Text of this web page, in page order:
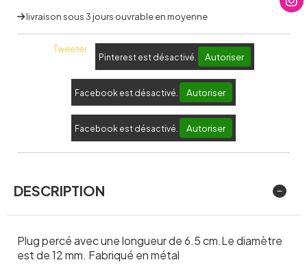
livraison sous 3 jours ouvrable en moyenne
Tweeter
Pinterest est désactivé. Autoriser
Facebook est désactivé. Autoriser
Facebook est désactivé. Autoriser
DESCRIPTION
Plug percé avec une longueur de 6.5 cm.Le diamètre
est de 12 mm. Fabriqué en métal